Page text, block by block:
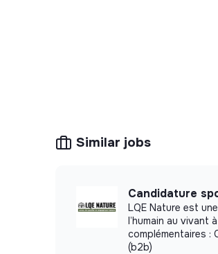
Similar jobs
Candidature
LQE Nature est
l’humain au vivant
complémentaires :
(b2b)